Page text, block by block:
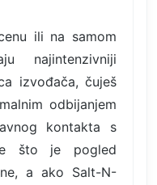
ili na samom
najintenzivniji
izvođača, čuješ
odbijanjem
kontakta s
što je pogled
a ako Salt-N-